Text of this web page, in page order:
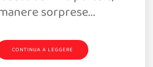
sorprese...
CONTINUA A LEGGERE